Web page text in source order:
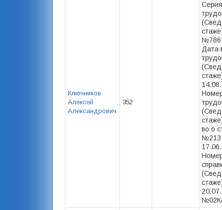
Ключников
Алексей
Александрович
352
Дата
во о
№213